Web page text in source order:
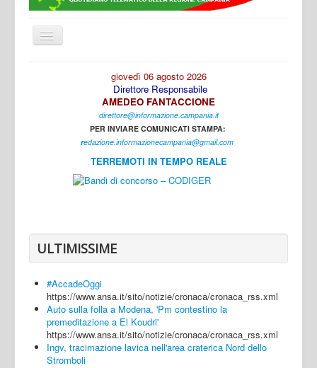
Cambia
navigazione
Caserta
Napoli
Salerno
Login
giovedì 06 agosto 2026
Direttore Responsabile
AMEDEO FANTACCIONE
direttore@informazione.campania.it
PER INVIARE COMUNICATI STAMPA:
redazione.informazionecampania@gmail.com
TERREMOTI IN TEMPO REALE
ULTIMISSIME
#AccadeOggi
https://www.ansa.it/sito/notizie/cronaca/cronaca_rss.xml
Auto sulla folla a Modena, 'Pm contestino la
premeditazione a El Koudri'
https://www.ansa.it/sito/notizie/cronaca/cronaca_rss.xml
Ingv, tracimazione lavica nell'area craterica Nord dello
Stromboli